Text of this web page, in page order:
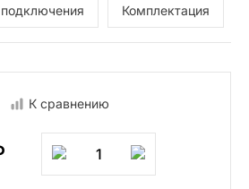
Комплектация
К сравнению
1